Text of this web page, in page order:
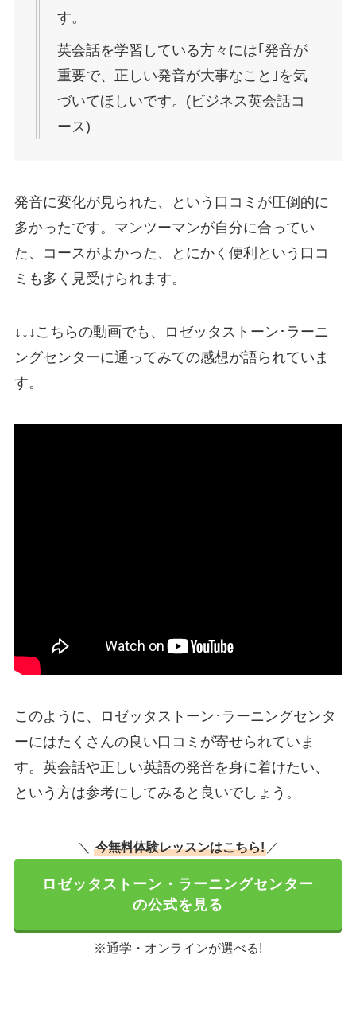
す。
英会話を学習している方々には｢発音が
重要で、正しい発音が大事なこと｣を気
づいてほしいです。(ビジネス英会話コ
ース)
発音に変化が見られた、という口コミが圧倒的に
多かったです。マンツーマンが自分に合ってい
た、コースがよかった、とにかく便利という口コ
ミも多く見受けられます。
↓↓↓こちらの動画でも、ロゼッタストーン･ラーニ
ングセンターに通ってみての感想が語られていま
す。
このように、ロゼッタストーン･ラーニングセンタ
ーにはたくさんの良い口コミが寄せられていま
す。英会話や正しい英語の発音を身に着けたい、
という方は参考にしてみると良いでしょう。
＼ 今無料体験レッスンはこちら!／
ロゼッタストーン・ラーニングセンター
の公式を見る
※通学・オンラインが選べる!